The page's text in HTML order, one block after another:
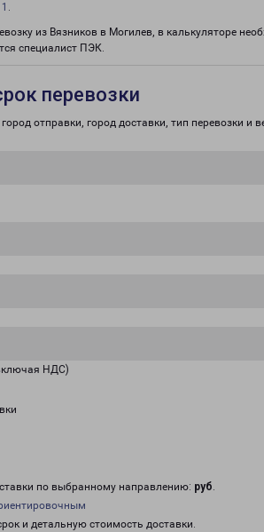
.
из Вязников в Могилев, в калькуляторе
специалист ПЭК.
перевозки
отправки, город доставки, тип перевозки и
НДС)
по выбранному направлению: руб.
и детальную стоимость доставки.